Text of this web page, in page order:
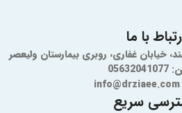
با ما
خیابان غفاری، روبری بیمارستان ولیعصر
سریع